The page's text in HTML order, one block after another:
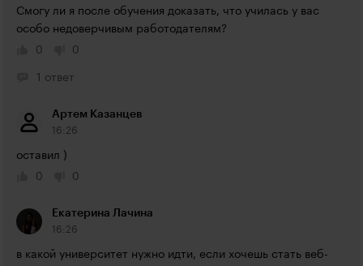
Смогу ли я после обучения доказать, что училась у вас
особо недоверчивым работодателям?
0
0
1 ответ
Артем Казанцев
16:26
оставил )
0
0
Екатерина Лачина
16:26
в какой университет нужно идти, если хочешь стать веб-